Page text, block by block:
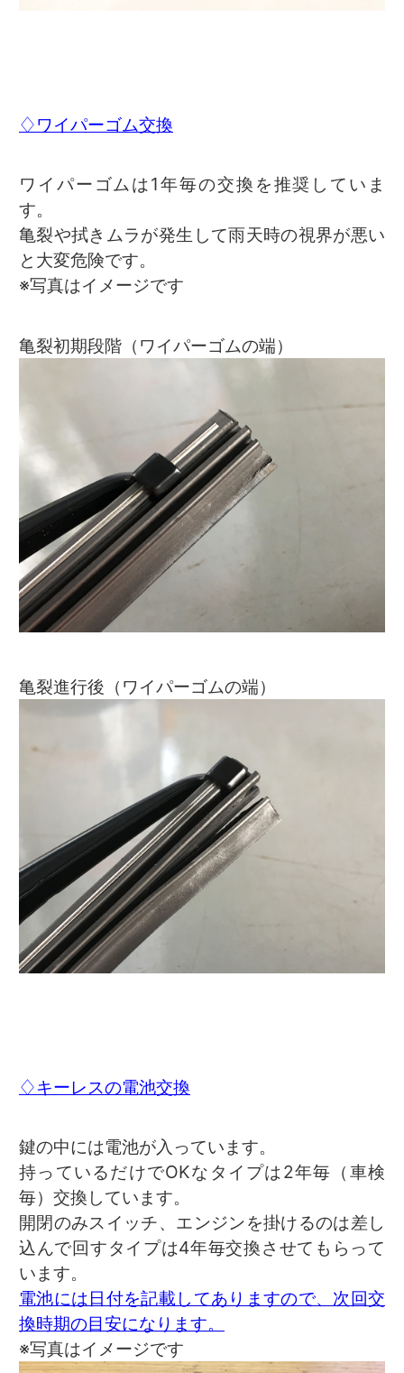
♢ワイパーゴム交換
ワイパーゴムは1年毎の交換を推奨していま
す。
亀裂や拭きムラが発生して雨天時の視界が悪い
と大変危険です。
※写真はイメージです
亀裂初期段階（ワイパーゴムの端）
亀裂進行後（ワイパーゴムの端）
♢キーレスの電池交換
鍵の中には電池が入っています。
持っているだけでOKなタイプは2年毎（車検
毎）交換しています。
開閉のみスイッチ、エンジンを掛けるのは差し
込んで回すタイプは4年毎交換させてもらって
います。
電池には日付を記載してありますので、次回交
換時期の目安になります。
※写真はイメージです